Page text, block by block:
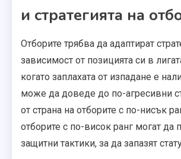
и стратегията на
Отборите трябва да адаптират
зависимост от позицията си в
когато заплахата от изпадане е
може да доведе до по-агресивни
от страна на отборите с по-нисък
отборите с по-висок ранг могат да
защитни тактики, за да запазят